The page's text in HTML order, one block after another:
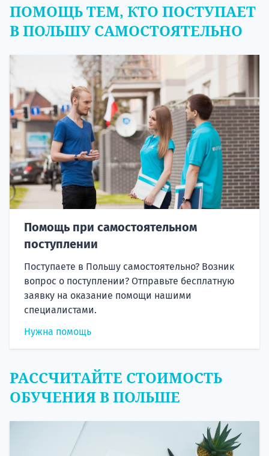
ПОМОЩЬ ТЕМ, КТО ПОСТУПАЕТ
В ПОЛЬШУ САМОСТОЯТЕЛЬНО
Помощь при самостоятельном
поступлении
Поступаете в Польшу самостоятельно? Возник
вопрос о поступлении? Отправьте бесплатную
заявку на оказание помощи нашими
специалистами.
Нужна помощь
РАССЧИТАЙТЕ СТОИМОСТЬ
ОБУЧЕНИЯ В ПОЛЬШЕ